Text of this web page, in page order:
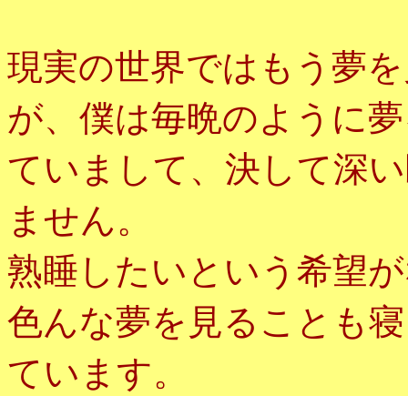
現実の世界ではもう夢
が、 僕は毎晩のように
ていまして、決して深
ません。
熟睡したいという希望
色んな夢を見ることも
ています。